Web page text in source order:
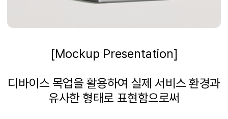
[Mockup Presentation]
디바이스 목업을 활용하여 실제 서비스 환경과
유사한 형태로 표현함으로써